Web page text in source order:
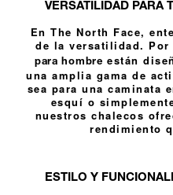
VERSATILIDAD PARA
En The North Face,
de la versatilidad.
para hombre están
una amplia gama de
sea para una caminata
esquí o
nuestros chalecos
rendimiento
ESTILO Y